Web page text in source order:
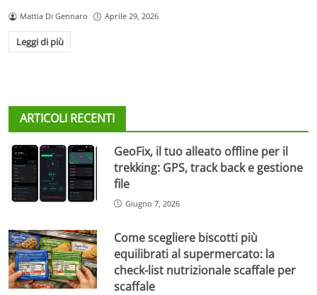
Mattia Di Gennaro Aprile 29, 2026
Leggi di più
ARTICOLI RECENTI
GeoFix, il tuo alleato offline per il
trekking: GPS, track back e gestione
file
Giugno 7, 2026
Come scegliere biscotti più
equilibrati al supermercato: la
check-list nutrizionale scaffale per
scaffale